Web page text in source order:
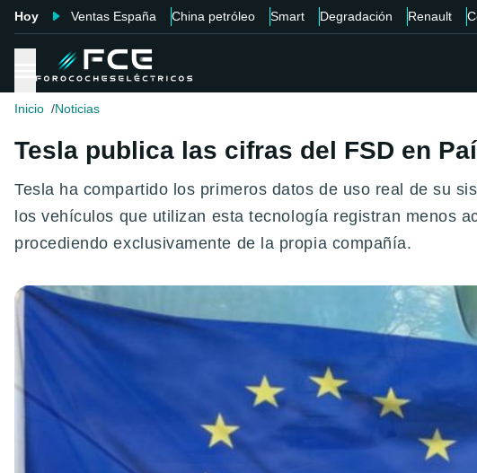
Hoy Ventas España China petróleo Smart Degradación Renault
Inicio Noticias
Tesla publica las cifras del FSD en
Tesla ha compartido los primeros datos de uso real de su
los vehículos que utilizan esta tecnología registran menos
procediendo exclusivamente de la propia compañía.